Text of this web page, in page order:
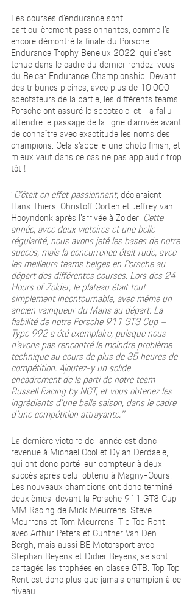
Les courses d’endurance sont
particulièrement passionnantes, comme l’a
encore démontré la finale du Porsche
Endurance Trophy Benelux 2022, qui s’est
tenue dans le cadre du dernier rendez-vous
du Belcar Endurance Championship. Devant
des tribunes pleines, avec plus de 10.000
spectateurs de la partie, les différents teams
Porsche ont assuré le spectacle, et il a fallu
attendre le passage de la ligne d’arrivée avant
de connaître avec exactitude les noms des
champions. Cela s’appelle une photo finish, et
mieux vaut dans ce cas ne pas applaudir trop
tôt !
“C’était en effet passionnant, déclaraient
Hans Thiers, Christoff Corten et Jeffrey van
Hooyndonk après l’arrivée à Zolder. Cette
année, avec deux victoires et une belle
régularité, nous avons jeté les bases de notre
succès, mais la concurrence était rude, avec
les meilleurs teams belges en Porsche au
départ des différentes courses. Lors des 24
Hours of Zolder, le plateau était tout
simplement incontournable, avec même un
ancien vainqueur du Mans au départ. La
fiabilité de notre Porsche 911 GT3 Cup –
Type 992 a été exemplaire, puisque nous
n’avons pas rencontré le moindre problème
technique au cours de plus de 35 heures de
compétition. Ajoutez-y un solide
encadrement de la parti de notre team
Russell Racing by NGT, et vous obtenez les
ingrédients d’une belle saison, dans le cadre
d’une compétition attrayante.’’
La dernière victoire de l’année est donc
revenue à Michael Cool et Dylan Derdaele,
qui ont donc porté leur compteur à deux
succès après celui obtenu à Magny-Cours.
Les nouveaux champions ont donc terminé
deuxièmes, devant la Porsche 911 GT3 Cup
MM Racing de Mick Meurrens, Steve
Meurrens et Tom Meurrens. Tip Top Rent,
avec Arthur Peters et Gunther Van Den
Bergh, mais aussi BE Motorsport avec
Stephan Beyens et Didier Beyens, se sont
partagés les trophées en classe GTB. Top Top
Rent est donc plus que jamais champion à ce
niveau.